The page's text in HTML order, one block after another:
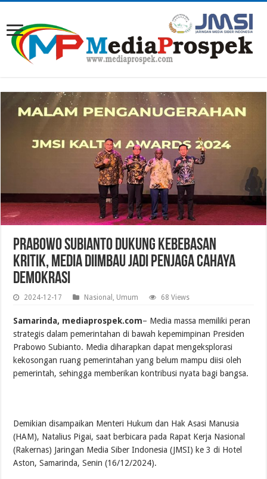
Prabowo Subianto Dukung Kebebasan
Kritik, Media Diimbau Jadi Penjaga Cahaya
Demokrasi
2024-12-17 Nasional Umum 68 Views
Samarinda, mediaprospek.com– Media massa memiliki peran
strategis dalam pemerintahan di bawah kepemimpinan Presiden
Prabowo Subianto. Media diharapkan dapat mengeksplorasi
kekosongan ruang pemerintahan yang belum mampu diisi oleh
pemerintah, sehingga memberikan kontribusi nyata bagi bangsa.
Demikian disampaikan Menteri Hukum dan Hak Asasi Manusia
(HAM), Natalius Pigai, saat berbicara pada Rapat Kerja Nasional
(Rakernas) Jaringan Media Siber Indonesia (JMSI) ke 3 di Hotel
Aston, Samarinda, Senin (16/12/2024).